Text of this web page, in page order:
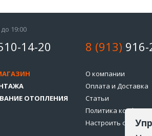
19:00
14-20 8 (913) 916-
ОТОПЛЕНИЯ
О компании
Оплата и Доставка
Статьи
Политика
Настроить cookie